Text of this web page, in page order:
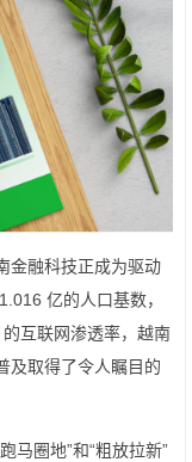
金融科技正成为驱动
亿的人口基数，
互联网渗透率，越南
及取得了令人瞩目的
马圈地”和“粗放拉新”